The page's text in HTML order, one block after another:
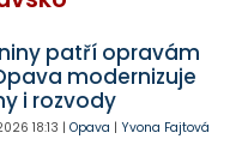
patří opravám
modernizuje
i rozvody
18:13 | Opava | Yvona Fajtová